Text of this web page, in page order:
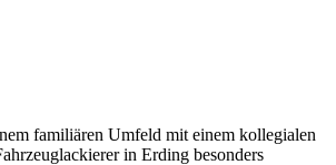
familiären Umfeld mit einem kollegialen
in Erding besonders